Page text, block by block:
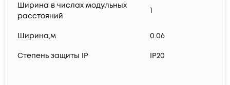
Ширина в числах модульных
расстояний
1
Ширина,м 0.06
Степень защиты IP IP20